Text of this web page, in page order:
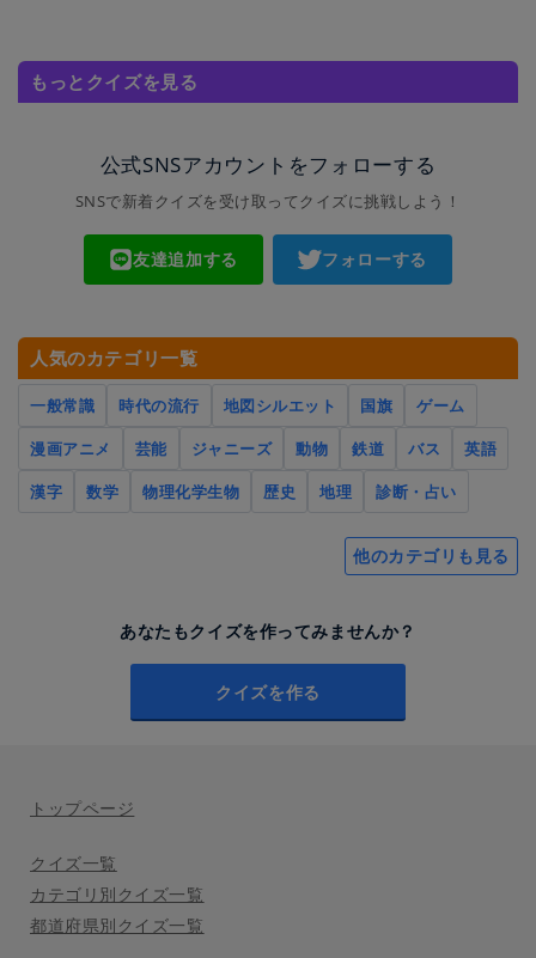
もっとクイズを見る
公式SNSアカウントをフォローする
SNSで新着クイズを受け取ってクイズに挑戦しよう！
友達追加する フォローする
人気のカテゴリ一覧
一般常識 時代の流行 地図シルエット 国旗
ゲーム
漫画アニメ
芸能 ジャニーズ 動物 鉄道 バス
英語
漢字
数学 物理化学生物 歴史 地理 診断・占い
他のカテゴリも見る
あなたもクイズを作ってみませんか？
クイズを作る
トップページ
クイズ一覧
カテゴリ別クイズ一覧
都道府県別クイズ一覧